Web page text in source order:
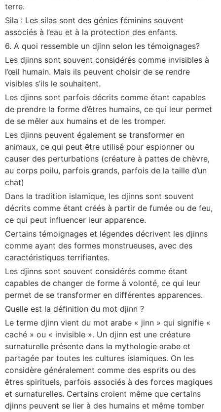
terre.
Sila : Les silas sont des génies féminins souvent
associés à l’eau et à la protection des enfants.
6. A quoi ressemble un djinn selon les témoignages?
Les djinns sont souvent considérés comme invisibles à
l’œil humain. Mais ils peuvent choisir de se rendre
visibles s’ils le souhaitent.
Les djinns sont parfois décrits comme étant capables
de prendre la forme d’êtres humains, ce qui leur permet
de se mêler aux humains et de les tromper.
Les djinns peuvent également se transformer en
animaux, ce qui peut être utilisé pour espionner ou
causer des perturbations (créature à pattes de chèvre,
au corps poilu, parfois grands, parfois de la taille d’un
chat)
Dans la tradition islamique, les djinns sont souvent
décrits comme étant créés à partir de fumée ou de feu,
ce qui peut influencer leur apparence.
Certains témoignages et légendes décrivent les djinns
comme ayant des formes monstrueuses, avec des
caractéristiques terrifiantes.
Les djinns sont souvent considérés comme étant
capables de changer de forme à volonté, ce qui leur
permet de se transformer en différentes apparences.
Quelle est la définition du mot djinn ?
Le terme djinn vient du mot arabe « jinn » qui signifie «
caché » ou « invisible ». Un djinn est une créature
surnaturelle présente dans la mythologie arabe et
partagée par toutes les cultures islamiques. On les
considère généralement comme des esprits ou des
êtres spirituels, parfois associés à des forces magiques
et surnaturelles. Certains croient même que certains
djinns peuvent se lier à des humains et même tomber